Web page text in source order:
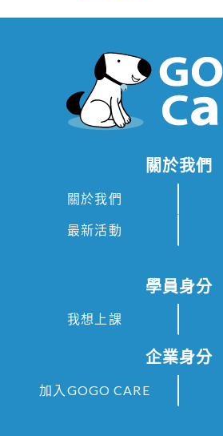
關於我們
關於我們
最新活動
學員身分
我想上課
企業身分
加入GOGO CARE